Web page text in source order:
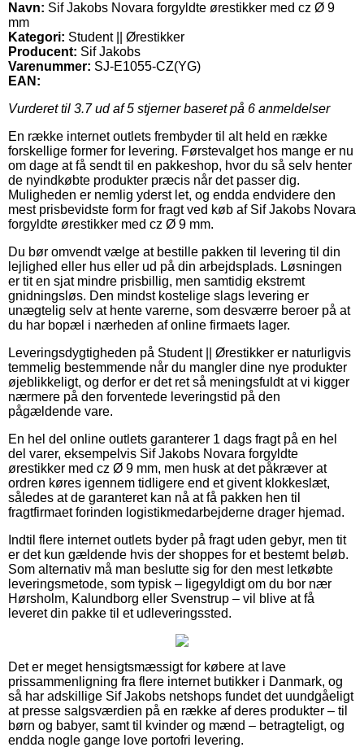
Navn: Sif Jakobs Novara forgyldte ørestikker med cz Ø 9
mm
Kategori: Student || Ørestikker
Producent: Sif Jakobs
Varenummer: SJ-E1055-CZ(YG)
EAN:
Vurderet til 3.7ud af 5 stjerner baseret på 6 anmeldelser
En række internet outlets frembyder til alt held en række
forskellige former for levering. Førstevalget hos mange er nu
om dage at få sendt til en pakkeshop, hvor du så selv henter
de nyindkøbte produkter præcis når det passer dig.
Muligheden er nemlig yderst let, og endda endvidere den
mest prisbevidste form for fragt ved køb af Sif Jakobs Novara
forgyldte ørestikker med cz Ø 9 mm.
Du bør omvendt vælge at bestille pakken til levering til din
lejlighed eller hus eller ud på din arbejdsplads. Løsningen
er tit en sjat mindre prisbillig, men samtidig ekstremt
gnidningsløs. Den mindst kostelige slags levering er
unægtelig selv at hente varerne, som desværre beroer på at
du har bopæl i nærheden af online firmaets lager.
Leveringsdygtigheden på Student || Ørestikker er naturligvis
temmelig bestemmende når du mangler dine nye produkter
øjeblikkeligt, og derfor er det ret så meningsfuldt at vi kigger
nærmere på den forventede leveringstid på den
pågældende vare.
En hel del online outlets garanterer 1 dags fragt på en hel
del varer, eksempelvis Sif Jakobs Novara forgyldte
ørestikker med cz Ø 9 mm, men husk at det påkræver at
ordren køres igennem tidligere end et givent klokkeslæt,
således at de garanteret kan nå at få pakken hen til
fragtfirmaet forinden logistikmedarbejderne drager hjemad.
Indtil flere internet outlets byder på fragt uden gebyr, men tit
er det kun gældende hvis der shoppes for et bestemt beløb.
Som alternativ må man beslutte sig for den mest letkøbte
leveringsmetode, som typisk – ligegyldigt om du bor nær
Hørsholm, Kalundborg eller Svenstrup – vil blive at få
leveret din pakke til et udleveringssted.
Det er meget hensigtsmæssigt for købere at lave
prissammenligning fra flere internet butikker i Danmark, og
så har adskillige Sif Jakobs netshops fundet det uundgåeligt
at presse salgsværdien på en række af deres produkter – til
børn og babyer, samt til kvinder og mænd – betragteligt, og
endda nogle gange love portofri levering.